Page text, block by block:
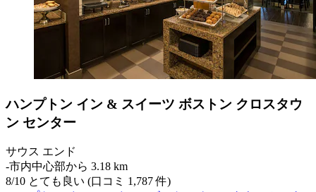
ハンプトン イン & スイーツ ボストン クロスタウ
ン センター
サウス エンド
‐市内中心部から 3.18 km
8/10 とても良い (口コミ 1,787 件)